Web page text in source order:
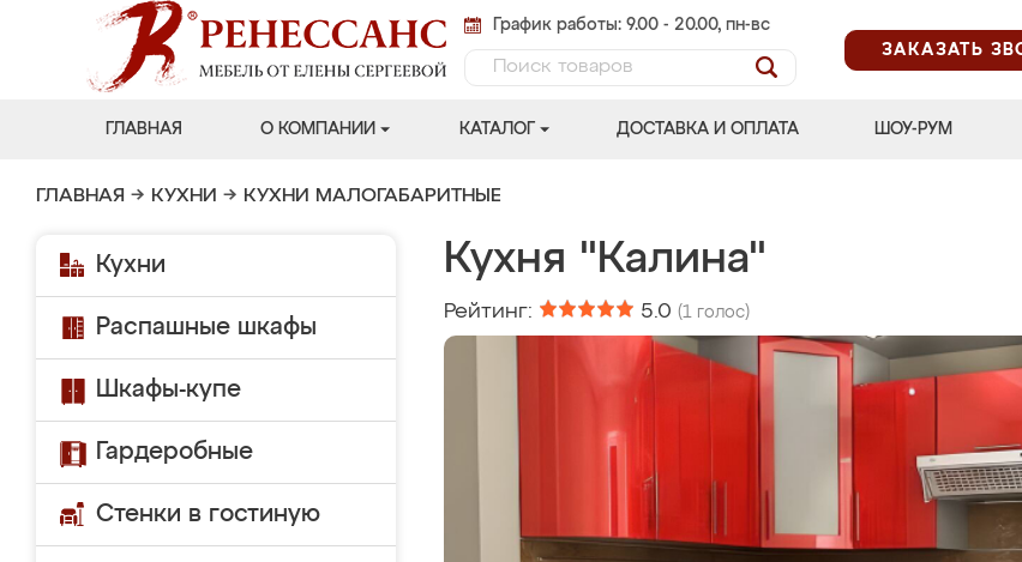
График работы: 9.00 - 20.00, пн-вс
ЗАКАЗАТЬ
ГЛАВНАЯ О КОМПАНИИ КАТАЛОГ ДОСТАВКА И ОПЛАТА ШОУ-РУМ
ГЛАВНАЯ → КУХНИ → КУХНИ МАЛОГАБАРИТНЫЕ
Кухни
Распашные шкафы
Шкафы-купе
Гардеробные
Стенки в гостиную
Кухня "Калина"
Рейтинг: 5.0 (1 голос)